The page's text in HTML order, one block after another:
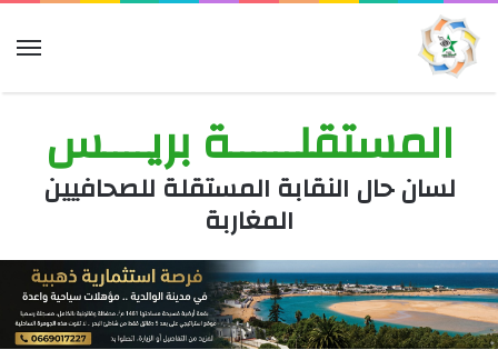
المستقلــــــة بريــــس
لسان حال النقابة المستقلة للصحافيين
المغاربة